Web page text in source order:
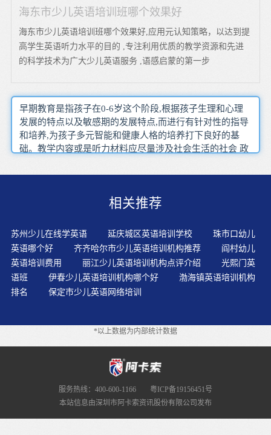
海东市少儿英语培训班哪个效果好
海东市少儿英语培训班哪个效果好,应用元认知策略，以达到提
高学生英语听力水平的目的 ,专注利用优质的教学资源和先进
的科学技术为广大少儿英语服务 ,语感启蒙的第一步
早期教育是指孩子在0-6岁这个阶段,根据孩子生理和心理
发展的特点以及敏感期的发展特点,而进行有针对性的指导
和培养,为孩子多元智能和健康人格的培养打下良好的基
础。教学内容或是听力材料应尽量涉及社会生活的社会 政
童谣、绘画等多种形式动静结合，激发幼儿想学英语，喜
极性英语教材主题要鲜明，如果是有声音的话，不要选择
走了原本要让孩子听或看的重点。动画片对于儿童永远都
是一个可以获得间接人生经验和童年快乐的视听资源。形
成良好的联想发展体系在成长阶段，孩子们进入了较系统
的学习阶段，知识含量，学习强度陡然增加。要从多个角
度为孩子创造一个良好的课外语言环境“玩”是孩子注意力
最集中、学习力最强的时候。游戏的内容必须有利于学生
课堂。好的学习氛围，还可以为孩子选择一些英语磁带，
来帮助孩子纠正错误的发音。最合理的英语学习方式，就
是偏重于感性学习的超逻辑意识图像思维方式。孩子的学
习方式和每天在英语上花的时间，每个孩子在这个阶段所
花的时间也不一样，这是孩子英语沉默时期。孩子在反复
观看的过程中，就能熟悉英语的语音，并能自动地将语音
相关推荐
苏州少儿在线学英语 延庆城区英语培训学校
珠市口幼儿
英语哪个好
齐齐哈尔市少儿英语培训机构推荐
阎村幼儿
英语培训费用
丽江少儿英语培训机构点评介绍
光熙门英
语班
伊春少儿英语培训机构哪个好
渤海镇英语培训机构
排名
保定市少儿英语网络培训
*以上数据为内部统计数据
服务热线：400-600-1166
粤ICP备19156451号
本站信息由深圳市阿卡索资讯股份有限公司发布